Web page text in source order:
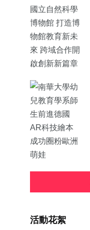
活動花絮